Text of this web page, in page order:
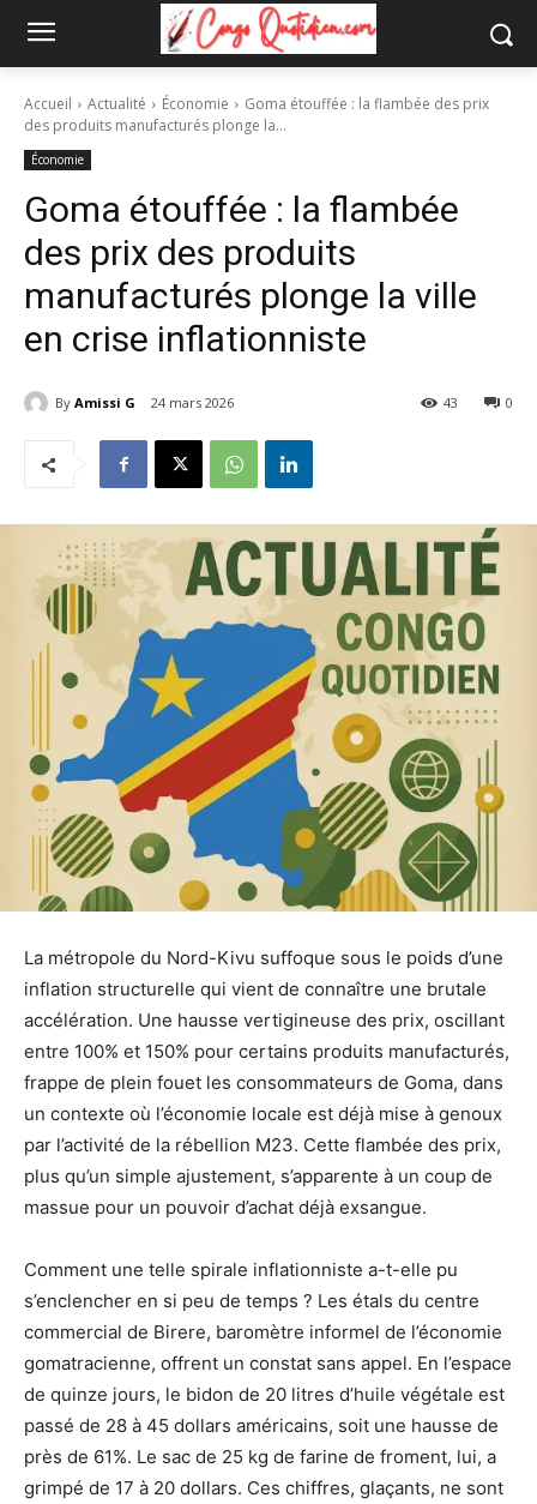
Accueil Actualité Économie
Goma étouffée : la flambée des prix
des produits manufacturés plonge la...
Économie
Goma étouffée : la flambée
des prix des produits
manufacturés plonge la ville
en crise inflationniste
By Amissi G 24 mars 2026 0
43
La métropole du Nord-Kivu suffoque sous le poids d’une
inflation structurelle qui vient de connaître une brutale
accélération. Une hausse vertigineuse des prix, oscillant
entre 100% et 150% pour certains produits manufacturés,
frappe de plein fouet les consommateurs de Goma, dans
un contexte où l’économie locale est déjà mise à genoux
par l’activité de la rébellion M23. Cette flambée des prix,
plus qu’un simple ajustement, s’apparente à un coup de
massue pour un pouvoir d’achat déjà exsangue.
Comment une telle spirale inflationniste a-t-elle pu
s’enclencher en si peu de temps ? Les étals du centre
commercial de Birere, baromètre informel de l’économie
gomatracienne, offrent un constat sans appel. En l’espace
de quinze jours, le bidon de 20 litres d’huile végétale est
passé de 28 à 45 dollars américains, soit une hausse de
près de 61%. Le sac de 25 kg de farine de froment, lui, a
grimpé de 17 à 20 dollars. Ces chiffres, glaçants, ne sont